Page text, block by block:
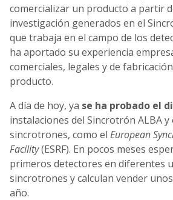
comercializar un producto a partir
investigación generados en el
que trabaja en el campo de los
ha aportado su experiencia
comerciales, legales y de
producto.
A día de hoy, ya se ha probado el
instalaciones del Sincrotrón ALBA
sincrotrones, como el European
Facility(ESRF). En pocos meses
primeros detectores en diferentes
sincrotrones y calculan vender
año.